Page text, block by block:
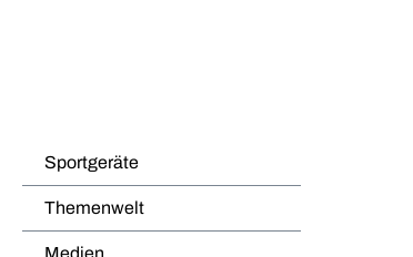
Sportgeräte
Themenwelt
Medien